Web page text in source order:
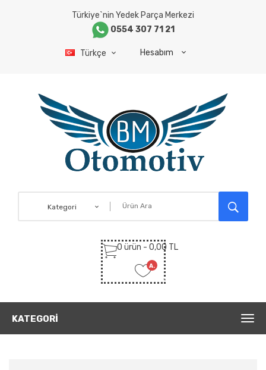
Türkiye`nin Yedek Parça Merkezi
0554 307 71 21
Türkçe Hesabım
Kategori
0 ürün - 0,00 TL
A.
Listem
KATEGORI